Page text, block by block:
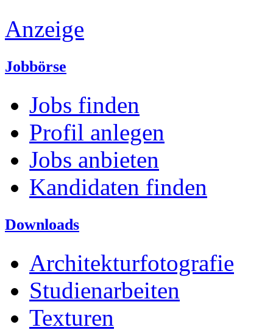
Anzeige
Jobbörse
Jobs finden
Profil anlegen
Jobs anbieten
Kandidaten finden
Downloads
Architekturfotografie
Studienarbeiten
Texturen